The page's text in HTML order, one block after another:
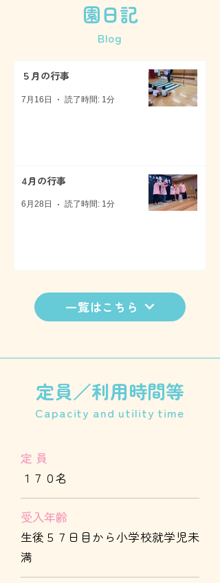
Blog
園日記
５月の行事
7月16日 読了時間: 1分
4月の行事
6月28日 読了時間: 1分
一覧はこちら
定員／利用時間等
Capacity and utility time
定 員
１７０名
受入年齢
生後５７日目から小学校就学児未
満